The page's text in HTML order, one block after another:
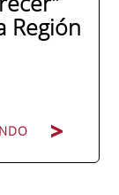
Región